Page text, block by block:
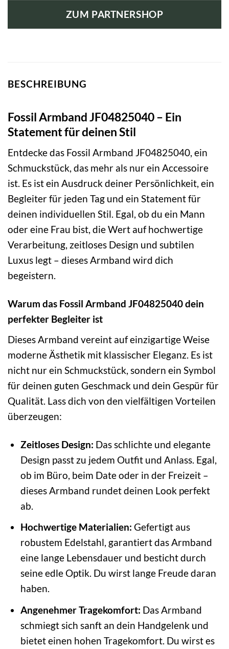
war:
95,00 €
ist:
80,75 €.
ZUM PARTNERSHOP
BESCHREIBUNG
Fossil Armband JF04825040 – Ein
Statement für deinen Stil
Entdecke das Fossil Armband JF04825040, ein
Schmuckstück, das mehr als nur ein Accessoire
ist. Es ist ein Ausdruck deiner Persönlichkeit, ein
Begleiter für jeden Tag und ein Statement für
deinen individuellen Stil. Egal, ob du ein Mann
oder eine Frau bist, die Wert auf hochwertige
Verarbeitung, zeitloses Design und subtilen
Luxus legt – dieses Armband wird dich
begeistern.
Warum das Fossil Armband JF04825040 dein
perfekter Begleiter ist
Dieses Armband vereint auf einzigartige Weise
moderne Ästhetik mit klassischer Eleganz. Es ist
nicht nur ein Schmuckstück, sondern ein Symbol
für deinen guten Geschmack und dein Gespür für
Qualität. Lass dich von den vielfältigen Vorteilen
überzeugen:
Zeitloses Design: Das schlichte und elegante
Design passt zu jedem Outfit und Anlass. Egal,
ob im Büro, beim Date oder in der Freizeit –
dieses Armband rundet deinen Look perfekt
ab.
Hochwertige Materialien: Gefertigt aus
robustem Edelstahl, garantiert das Armband
eine lange Lebensdauer und besticht durch
seine edle Optik. Du wirst lange Freude daran
haben.
Angenehmer Tragekomfort: Das Armband
schmiegt sich sanft an dein Handgelenk und
bietet einen hohen Tragekomfort. Du wirst es